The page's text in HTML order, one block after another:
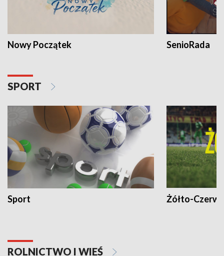
Nowy Początek SenioRada
SPORT
Sport Żółto-
ROLNICTWO I WIEŚ